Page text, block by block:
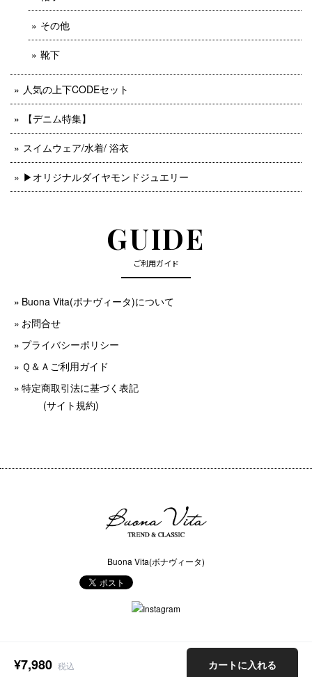
¥7,980 税込 カートに入れる
その他
靴下
人気の上下CODEセット
【デニム特集】
スイムウェア/水着/ 浴衣
▶︎オリジナルダイヤモンドジュエリー
GUIDE
ご利用ガイド
Buona Vita(ボナヴィータ)について
お問合せ
プライバシーポリシー
Ｑ＆Ａご利用ガイド
特定商取引法に基づく表記
(サイト規約)
Buona Vita(ボナヴィータ)
ショップに質問する